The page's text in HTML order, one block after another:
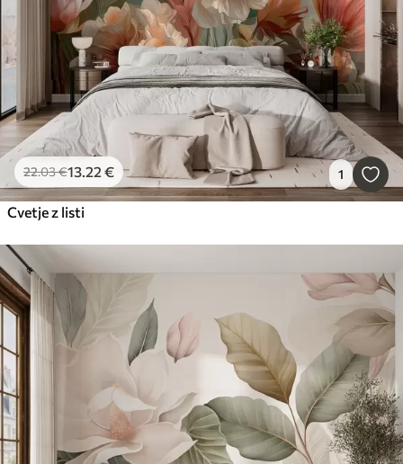
22.03€13.22 € 1
Cvetje z listi